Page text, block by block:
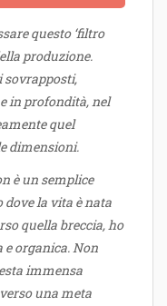
questo ‘filtro
produzione.
in profondità, nel
quel
dimensioni.
è un semplice
la vita è nata
quella breccia, ho
e organica. Non
immensa
una meta